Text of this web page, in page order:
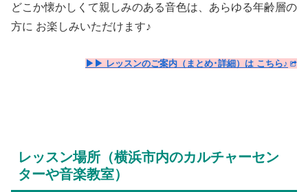
どこか懐かしくて親しみのある音色は、あらゆる年齢層の
方に お楽しみいただけます♪
▶▶ レッスンのご案内（まとめ･詳細）は こちら♪
レッスン場所（横浜市内のカルチャーセン
ターや音楽教室）